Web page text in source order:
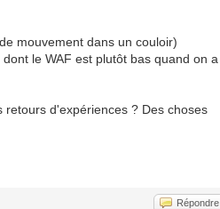
mouvement dans un couloir)
le WAF est plutôt bas quand on a
d'expériences ? Des choses
Répondre